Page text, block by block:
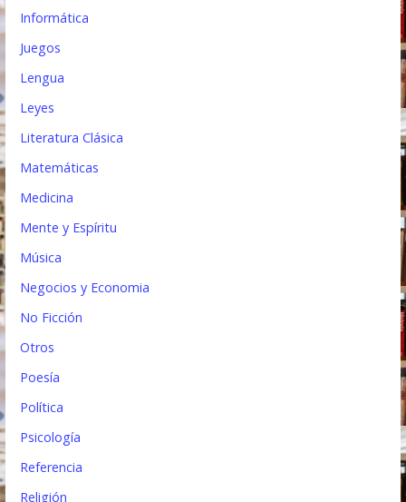
Informática
Juegos
Lengua
Leyes
Literatura Clásica
Matemáticas
Medicina
Mente y Espíritu
Música
Negocios y Economia
No Ficción
Otros
Poesía
Política
Psicología
Referencia
Religión